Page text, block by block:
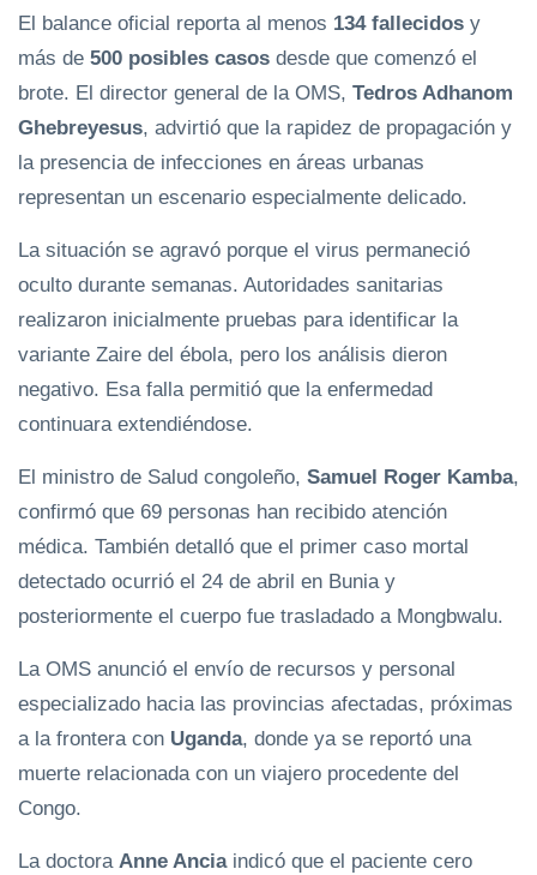
El balance oficial reporta al menos 134 fallecidos y
más de 500 posibles casos desde que comenzó el
brote. El director general de la OMS, Tedros Adhanom
Ghebreyesus, advirtió que la rapidez de propagación y
la presencia de infecciones en áreas urbanas
representan un escenario especialmente delicado.
La situación se agravó porque el virus permaneció
oculto durante semanas. Autoridades sanitarias
realizaron inicialmente pruebas para identificar la
variante Zaire del ébola, pero los análisis dieron
negativo. Esa falla permitió que la enfermedad
continuara extendiéndose.
El ministro de Salud congoleño, Samuel Roger Kamba,
confirmó que 69 personas han recibido atención
médica. También detalló que el primer caso mortal
detectado ocurrió el 24 de abril en Bunia y
posteriormente el cuerpo fue trasladado a Mongbwalu.
La OMS anunció el envío de recursos y personal
especializado hacia las provincias afectadas, próximas
a la frontera con Uganda, donde ya se reportó una
muerte relacionada con un viajero procedente del
Congo.
La doctora Anne Anciaindicó que el paciente cero